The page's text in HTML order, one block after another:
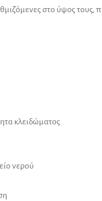
στο ύψος τους,
κλειδώματος
νερού